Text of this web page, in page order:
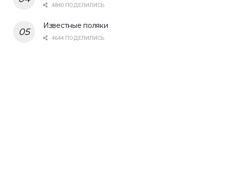
4840 ПОДЕЛИЛИСЬ
Известные поляки
4644 ПОДЕЛИЛИСЬ